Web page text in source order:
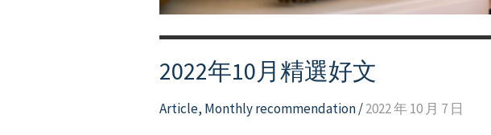
2022年10月精選好文
Article, Monthly recommendation/2022 年 10 月 7 日